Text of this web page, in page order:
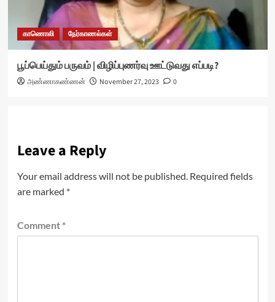
காணொலி நேர்காணல்கள்
பூப்பெய்தும் பருவம் | விழிப்புணர்வு ஊட்டுவது எப்படி?
அண்ணாகண்ணன் November 27, 2023 0
Leave a Reply
Your email address will not be published. Required fields
are marked *
Comment *